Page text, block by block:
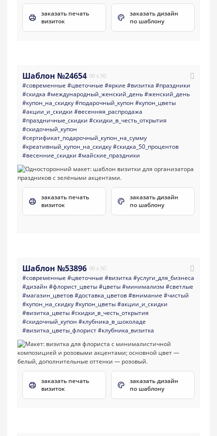
заказать печать
визиток
заказать дизайн
по шаблону
Шаблон №24654 90 x 50
#современные #цветочные #яркие #визитка #праздники
#скидка #международный_женский_день#женский_день
#купон_на_скидку#подарочный_купон #купон_цветы
#акции_и_скидки #весенняя_распродажа
#праздничные_скидки #скидки_в_честь_открытия
#скидочный_купон
#сертификат_подарочный_купон_на_сумму
#креативный_купон_на_скидку#скидка_50_процентов
#весенние_скидки #майские_праздники
заказать печать
визиток
заказать дизайн
по шаблону
Шаблон №53896 90 x 50
#современные #цветочные #визитка #услуги_для_бизнеса
#дизайн #флорист_цветы#цветы#минимализм #светлые
#магазин_цветов#доставка_цветов#внимание #чистый
#купон_на_скидку#купон_цветы#акции_и_скидки
#визитка_цветы#скидки_в_честь_открытия
#скидочный_купон #клубника_в_шоколаде
#визитка_цветы_флорист#клубника_визитка
заказать печать
визиток
заказать дизайн
по шаблону